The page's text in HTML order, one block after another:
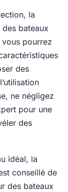
la
bateaux
vous pourrez
des
ne négligez
pour une
des
idéal, la
conseillé de
des bateaux